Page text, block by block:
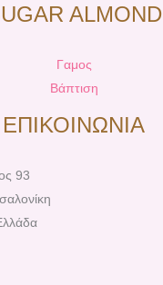
ALMOND
Γαμος
Βάπτιση
ΕΠΙΚΟΙΝΩΝΙΑ
93